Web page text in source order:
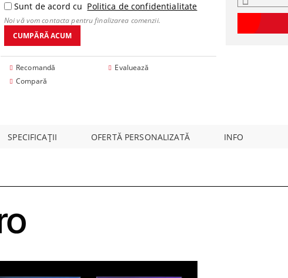
Sunt de acord cu Politica de confidentialitate
Noi vă vom contacta pentru finalizarea comenzii.
Recomandă
Evaluează
Compară
SPECIFICAȚII OFERTĂ PERSONALIZATĂ INFO